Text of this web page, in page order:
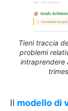
Tieni traccia
problemi
intraprendere
Il modello di